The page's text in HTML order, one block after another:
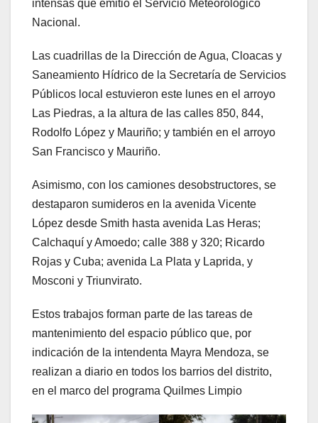
intensas que emitió el Servicio Meteorológico
Nacional.
Las cuadrillas de la Dirección de Agua, Cloacas y
Saneamiento Hídrico de la Secretaría de Servicios
Públicos local estuvieron este lunes en el arroyo
Las Piedras, a la altura de las calles 850, 844,
Rodolfo López y Mauriño; y también en el arroyo
San Francisco y Mauriño.
Asimismo, con los camiones desobstructores, se
destaparon sumideros en la avenida Vicente
López desde Smith hasta avenida Las Heras;
Calchaquí y Amoedo; calle 388 y 320; Ricardo
Rojas y Cuba; avenida La Plata y Laprida, y
Mosconi y Triunvirato.
Estos trabajos forman parte de las tareas de
mantenimiento del espacio público que, por
indicación de la intendenta Mayra Mendoza, se
realizan a diario en todos los barrios del distrito,
en el marco del programa Quilmes Limpio